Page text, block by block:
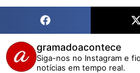
gramadoacontece
Siga-nos no Instagram e
notícias em tempo real.